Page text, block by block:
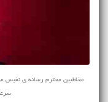
مخاطبین محترم رسانه ی نفیس
سرعت بالا